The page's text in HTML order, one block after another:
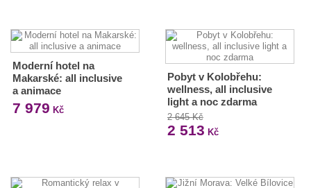
Moderní hotel na
Makarské: all inclusive
a animace
7 979 Kč
Pobyt v Kolobřehu:
wellness, all inclusive
light a noc zdarma
2 645 Kč
2 513 Kč